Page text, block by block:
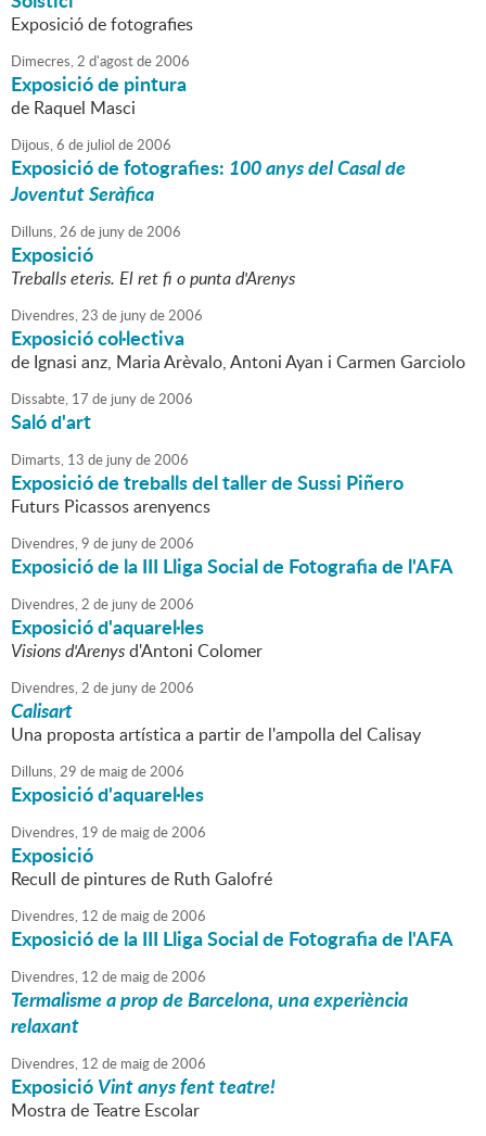
Exposició de fotografies
Dimecres,2 d'agostde2006
Exposició de pintura
de Raquel Masci
Dijous,6 de juliol de2006
Exposició de fotografies: 100 anys del Casal de
Joventut Seràfica
Dilluns,26 de junyde2006
Exposició
Treballs eteris. El ret fi o punta d'Arenys
Divendres,23 de junyde2006
Exposició col·lectiva
de Ignasi anz, Maria Arèvalo, Antoni Ayan i Carmen Garciolo
Dissabte, 17 de junyde2006
Saló d'art
Dimarts, 13 de junyde2006
Exposició de treballs del taller de Sussi Piñero
Futurs Picassos arenyencs
Divendres,9 de junyde2006
Exposició de la III Lliga Social de Fotografia de l'AFA
Divendres,2 de junyde2006
Exposició d'aquarel·les
Visions d'Arenysd'Antoni Colomer
Divendres,2 de junyde2006
Calisart
Una proposta artística a partir de l'ampolla del Calisay
Dilluns,29 de maigde2006
Exposició d'aquarel·les
Divendres, 19 de maigde2006
Exposició
Recull de pintures de Ruth Galofré
Divendres, 12 de maigde2006
Exposició de la III Lliga Social de Fotografia de l'AFA
Divendres, 12 de maigde2006
Termalisme a prop de Barcelona, una experiència
relaxant
Divendres, 12 de maigde2006
ExposicióVint anys fent teatre!
Mostra de Teatre Escolar